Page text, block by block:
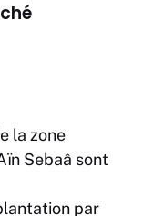
la zone
Sebaâ sont
par